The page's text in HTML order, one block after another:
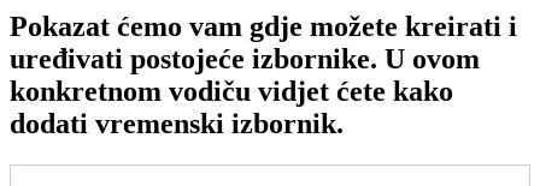
Pokazat ćemo vam gdje možete kreirati i
uređivati postojeće izbornike. U ovom
konkretnom vodiču vidjet ćete kako
dodati vremenski izbornik.